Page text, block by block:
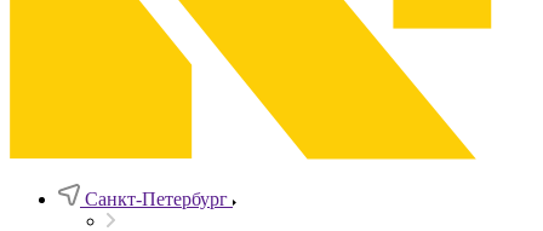
Санкт-Петербург